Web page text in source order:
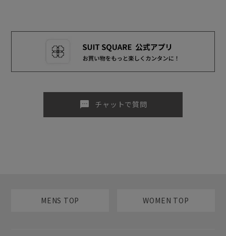
sms チャットで質問
MENS TOP WOMEN TOP